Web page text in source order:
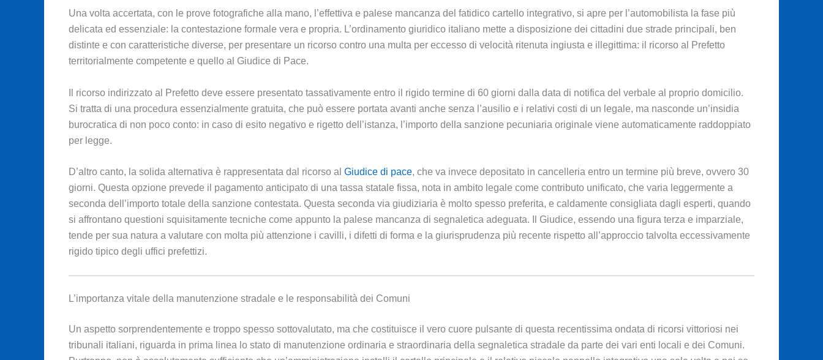
Una volta accertata, con le prove fotografiche alla mano, l’effettiva e palese mancanza del fatidico cartello integrativo, si apre per l’automobilista la fase più
delicata ed essenziale: la contestazione formale vera e propria. L’ordinamento giuridico italiano mette a disposizione dei cittadini due strade principali, ben
distinte e con caratteristiche diverse, per presentare un ricorso contro una multa per eccesso di velocità ritenuta ingiusta e illegittima: il ricorso al Prefetto
territorialmente competente e quello al Giudice di Pace.
Il ricorso indirizzato al Prefetto deve essere presentato tassativamente entro il rigido termine di 60 giorni dalla data di notifica del verbale al proprio domicilio.
Si tratta di una procedura essenzialmente gratuita, che può essere portata avanti anche senza l’ausilio e i relativi costi di un legale, ma nasconde un’insidia
burocratica di non poco conto: in caso di esito negativo e rigetto dell’istanza, l’importo della sanzione pecuniaria originale viene automaticamente raddoppiato
per legge.
D’altro canto, la solida alternativa è rappresentata dal ricorso al Giudice di pace, che va invece depositato in cancelleria entro un termine più breve, ovvero 30
giorni. Questa opzione prevede il pagamento anticipato di una tassa statale fissa, nota in ambito legale come contributo unificato, che varia leggermente a
seconda dell’importo totale della sanzione contestata. Questa seconda via giudiziaria è molto spesso preferita, e caldamente consigliata dagli esperti, quando
si affrontano questioni squisitamente tecniche come appunto la palese mancanza di segnaletica adeguata. Il Giudice, essendo una figura terza e imparziale,
tende per sua natura a valutare con molta più attenzione i cavilli, i difetti di forma e la giurisprudenza più recente rispetto all’approccio talvolta eccessivamente
rigido tipico degli uffici prefettizi.
L’importanza vitale della manutenzione stradale e le responsabilità dei Comuni
Un aspetto sorprendentemente e troppo spesso sottovalutato, ma che costituisce il vero cuore pulsante di questa recentissima ondata di ricorsi vittoriosi nei
tribunali italiani, riguarda in prima linea lo stato di manutenzione ordinaria e straordinaria della segnaletica stradale da parte dei vari enti locali e dei Comuni.